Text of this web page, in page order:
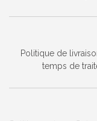
Politique de
temps de